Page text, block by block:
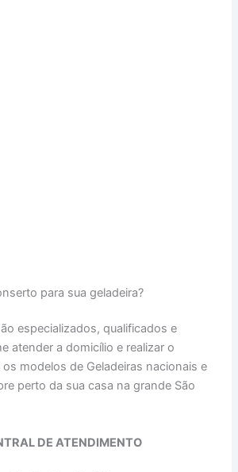
para sua geladeira?
especializados, qualificados e
atender a domicílio e realizar o
modelos de Geladeiras nacionais e
perto da sua casa na grande São
DE ATENDIMENTO